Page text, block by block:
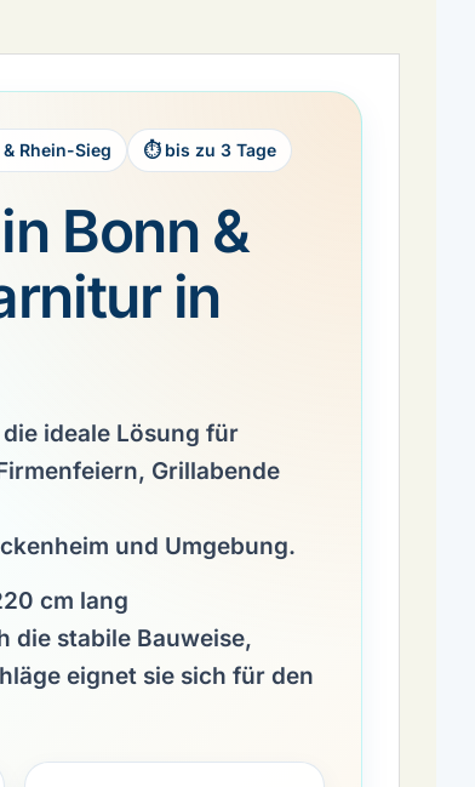
& Rhein-Sieg ⏱ bis zu 3 Tage
Bonn &
in
ideale Lösung für
Grillabende
und Umgebung.
cm lang
die stabile Bauweise,
eignet sie sich für den